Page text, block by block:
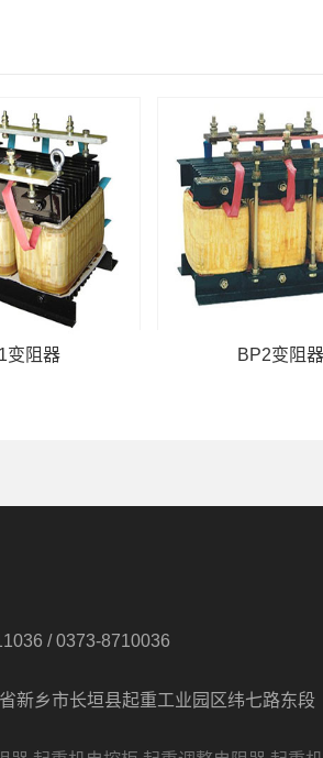
变阻器 BP2变阻
/ 0373-8710036
新乡市长垣县起重工业园区纬七路东段